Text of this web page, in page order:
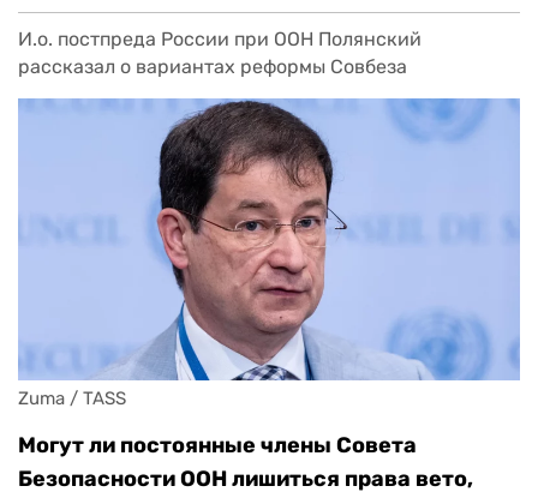
И.о. постпреда России при ООН Полянский
рассказал о вариантах реформы Совбеза
Zuma / TASS
Могут ли постоянные члены Совета
Безопасности ООН лишиться права вето,